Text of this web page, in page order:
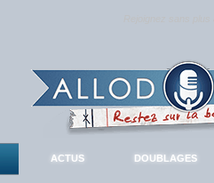
ACTUS DOUBLAGES